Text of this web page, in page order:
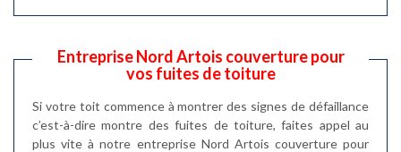
Entreprise Nord Artois couverture pour
vos fuites de toiture
Si votre toit commence à montrer des signes de défaillance
c’est-à-dire montre des fuites de toiture, faites appel au
plus vite à notre entreprise Nord Artois couverture pour